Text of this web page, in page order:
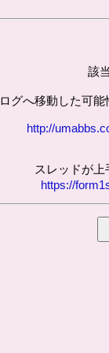
該
グへ移動した可
http://
スレッドが
https://